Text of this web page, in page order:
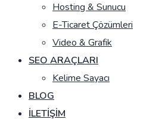
Hosting & Sunucu
E-Ticaret Çözümleri
Video & Grafik
SEO ARAÇLARI
Kelime Sayacı
BLOG
İLETIŞIM